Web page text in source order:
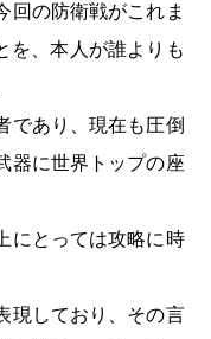
回の防衛戦がこれま
を、本人が誰よりも
であり、現在も圧倒
器に世界トップの座
にとっては攻略に時
現しており、その言